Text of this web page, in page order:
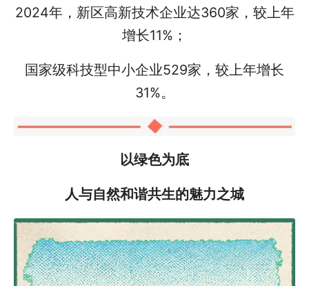
2024年，新区高新技术企业达360家，较上年
增长11%；
国家级科技型中小企业529家，较上年增长
31%。
以绿色为底
人与自然和谐共生的魅力之城